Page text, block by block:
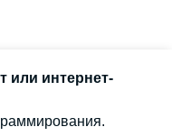
или интернет-